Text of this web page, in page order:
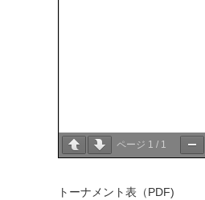
ページ 1 / 1
トーナメント表（PDF)